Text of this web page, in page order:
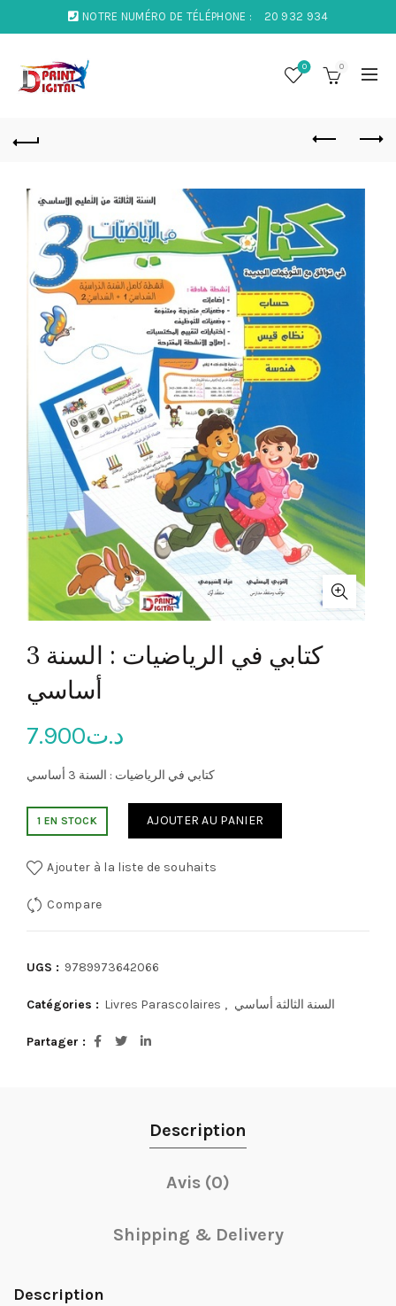
NOTRE NUMÉRO DE TÉLÉPHONE : 20 932 934
0 0
كتابي في الرياضيات : السنة 3
أساسي
د.ت7.900
كتابي في الرياضيات : السنة 3 أساسي
1 EN STOCK AJOUTER AU PANIER
Ajouter à la liste de souhaits
Compare
UGS : 9789973642066
Catégories : Livres Parascolaires , السنة الثالثة أساسي
Partager
Description
Avis (0)
Shipping & Delivery
Description